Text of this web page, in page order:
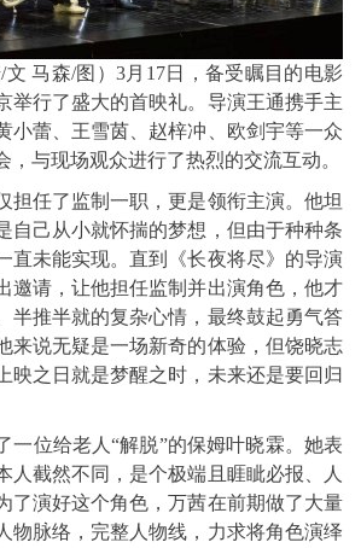
马森/图）3月17日，备受瞩目的电影
举行了盛大的首映礼。导演王通携手主
小蕾、王雪茵、赵梓冲、欧剑宇等一众
，与现场观众进行了热烈的交流互动。
担任了监制一职，更是领衔主演。他坦
自己从小就怀揣的梦想，但由于种种条
直未能实现。直到《长夜将尽》的导演
邀请，让他担任监制并出演角色，他才
半推半就的复杂心情，最终鼓起勇气答
来说无疑是一场新奇的体验，但饶晓志
映之日就是梦醒之时，未来还是要回归
一位给老人“解脱”的保姆叶晓霖。她表
人截然不同，是个极端且睚眦必报、人
了演好这个角色，万茜在前期做了大量
物脉络，完整人物线，力求将角色演绎